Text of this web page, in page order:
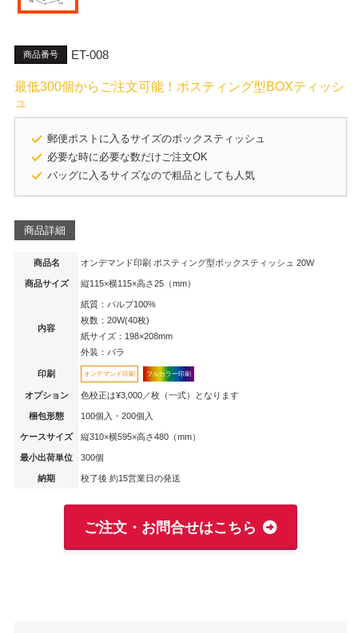
商品番号 ET-008
最低300個からご注文可能！ポスティング型BOXティッシ
ュ
郵便ポストに入るサイズのボックスティッシュ
必要な時に必要な数だけご注文OK
バッグに入るサイズなので粗品としても人気
商品詳細
商品名 オンデマンド印刷 ポスティング型ボックスティッシュ 20W
商品サイズ 縦115×横115×高さ25（mm）
内容
紙質：パルプ100%
枚数：20W(40枚)
紙サイズ：198×208mm
外装：バラ
印刷 オンデマンド印刷 フルカラー印刷
オプション 色校正は¥3,000／枚（一式）となります
梱包形態 100個入・200個入
ケースサイズ 縦310×横595×高さ480（mm）
最小出荷単位 300個
納期 校了後 約15営業日の発送
ご注文・お問合せはこちら